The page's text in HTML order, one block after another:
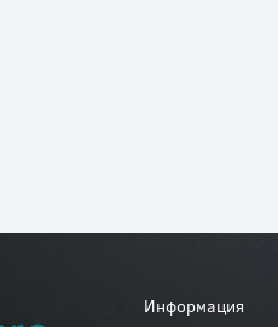
Информация